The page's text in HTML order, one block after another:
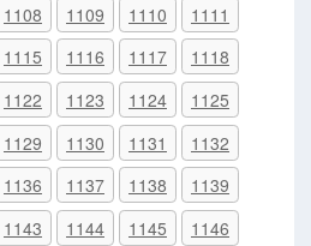
1108 1109 1110
1111
1115 1116 1117
1118
1122 1123 1124
1125
1129 1130 1131
1132
1136 1137 1138
1139
1143 1144 1145
1146